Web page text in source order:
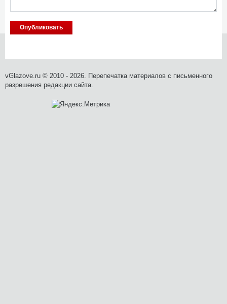
vGlazove.ru © 2010 - 2026. Перепечатка материалов с письменного
разрешения редакции сайта.